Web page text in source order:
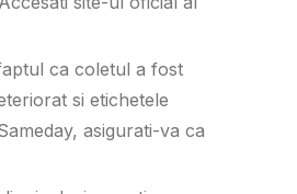
ca coletul a fost
si etichetele
asigurati-va ca